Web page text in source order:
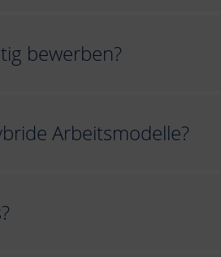
bewerben?
Arbeitsmodelle?